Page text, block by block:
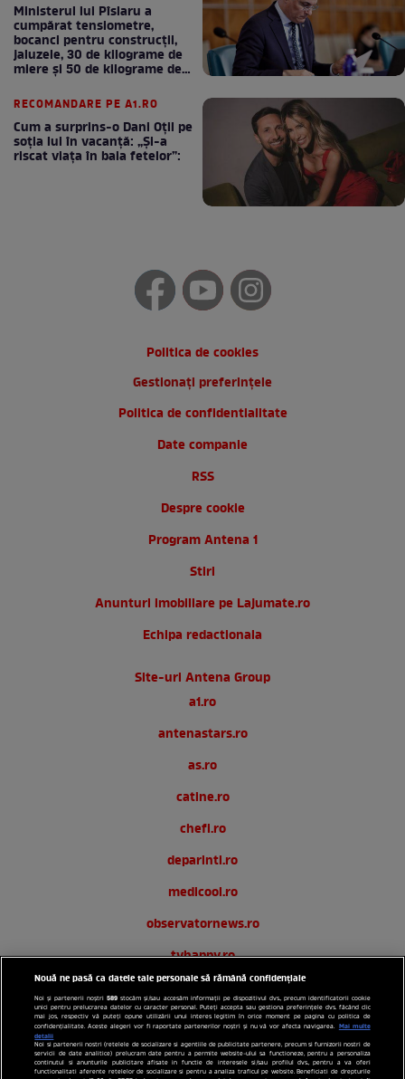
Ministerul lui Pîslaru a
cumpărat tensiometre,
bocanci pentru construcții,
jaluzele, 30 de kilograme de
miere și 50 de kilograme de
RECOMANDARE PE A1.RO
Cum a surprins-o Dani Oțil pe
soția lui în vacanță: „Și-a
riscat viața în baia fetelor”:
Politica de cookies
Gestionați preferințele
Politica de confidentialitate
Date companie
RSS
Despre cookie
Program Antena 1
Stiri
Anunturi imobiliare pe Lajumate.ro
Echipa redactionala
Site-uri Antena Group
a1.ro
antenastars.ro
as.ro
catine.ro
chefi.ro
deparinti.ro
medicool.ro
observatornews.ro
tvhappy.ro
useit.ro
zutv.ro
Trends AntenaPLAY
Nouă ne pasă ca datele tale personale să rămână confidențiale
Noi și partenerii noștri589 stocăm și/sau accesăm informații pe dispozitivul dvs., precum identificatorii cookie
unici pentru prelucrarea datelor cu caracter personal. Puteți accepta sau gestiona preferințele dvs. făcând clic
mai jos, respectiv vă puteți opune utilizării unui interes legitim în orice moment pe pagina cu politica de
confidențialitate. Aceste alegeri vor fi raportate partenerilor noștri și nu vă vor afecta navigarea. Mai multe
detalii
Noi si partenerii nostri (retelele de socializare si agentiile de publicitate partenere, precum si furnizorii nostri de
servicii de date analitice) prelucram date pentru a permite website-ului sa functioneze, pentru a personaliza
continutul si anunturile publicitare afisate in functie de interesele si/sau profilul dvs., pentru a va oferi
functionalitati aferente retelelor de socializare si pentru a analiza traficul pe website. Beneficiati de drepturile